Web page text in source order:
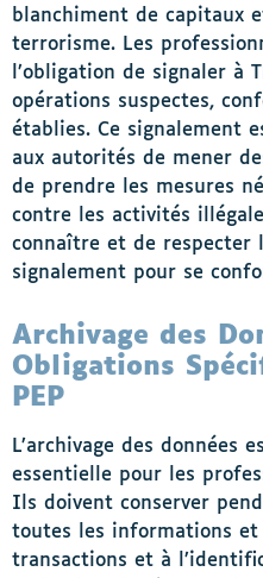
blanchiment de capitaux
terrorisme. Les
l’obligation de signaler à
opérations suspectes,
établies. Ce signalement
aux autorités de mener
de prendre les mesures
contre les activités
connaître et de respecter
signalement pour se
Archivage des
Obligations
PEP
L’archivage des données
essentielle pour les
Ils doivent conserver
toutes les informations
transactions et à